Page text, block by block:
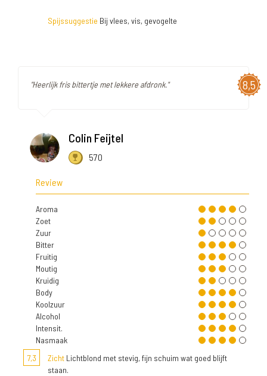
Spijssuggestie Bij vlees, vis, gevogelte
8,5
"Heerlijk fris bittertje met lekkere afdronk."
Colin Feijtel
570
Review
Aroma
Zoet
Zuur
Bitter
Fruitig
Moutig
Kruidig
Body
Koolzuur
Alcohol
Intensit.
Nasmaak
7,3
Zicht Lichtblond met stevig, fijn schuim wat goed blijft
staan.